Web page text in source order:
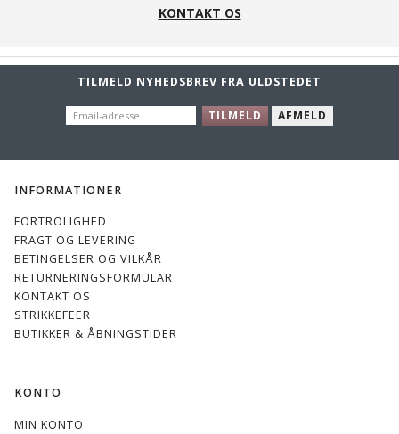
KONTAKT OS
TILMELD NYHEDSBREV FRA ULDSTEDET
EMAIL-
ADRESSE
TILMELD AFMELD
INFORMATIONER
FORTROLIGHED
FRAGT OG LEVERING
BETINGELSER OG VILKÅR
RETURNERINGSFORMULAR
KONTAKT OS
STRIKKEFEER
BUTIKKER & ÅBNINGSTIDER
KONTO
MIN KONTO